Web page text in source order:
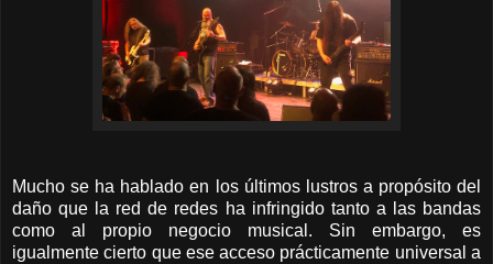
Mucho se ha hablado en los últimos lustros a propósito del
daño que la red de redes ha infringido tanto a las bandas
como al propio negocio musical. Sin embargo, es
igualmente cierto que ese acceso prácticamente universal a